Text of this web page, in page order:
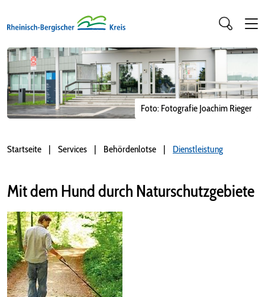
Foto: Fotografie Joachim Rieger
Startseite Services Behördenlotse Dienstleistung
Mit dem Hund durch Naturschutzgebiete